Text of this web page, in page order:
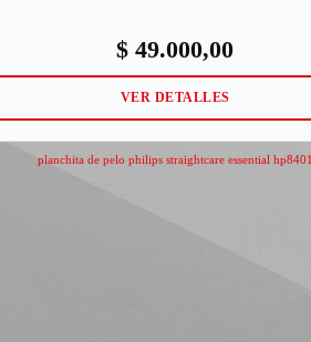
$ 49.000,00
VER DETALLES
planchita de pelo philips straightcare essential hp8401